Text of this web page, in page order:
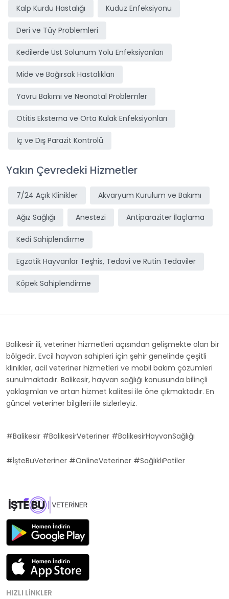
Kalp Kurdu Hastalığı Kuduz Enfeksiyonu
Deri ve Tüy Problemleri
Kedilerde Üst Solunum Yolu Enfeksiyonları
Mide ve Bağırsak Hastalıkları
Yavru Bakımı ve Neonatal Problemler
Otitis Eksterna ve Orta Kulak Enfeksiyonları
İç ve Dış Parazit Kontrolü
Yakın Çevredeki Hizmetler
7/24 Açık Klinikler Akvaryum Kurulum ve Bakımı
Ağız Sağlığı Anestezi Antiparaziter İlaçlama
Kedi Sahiplendirme
Egzotik Hayvanlar Teşhis, Tedavi ve Rutin Tedaviler
Köpek Sahiplendirme
Balikesir ili, veteriner hizmetleri açısından gelişmekte olan bir
bölgedir. Evcil hayvan sahipleri için şehir genelinde çeşitli
klinikler, acil veteriner hizmetleri ve mobil bakım çözümleri
sunulmaktadır. Balikesir, hayvan sağlığı konusunda bilinçli
yaklaşımları ve artan hizmet kalitesi ile öne çıkmaktadır. En
güncel veteriner bilgileri ile sizlerleyiz.
#Balikesir #BalikesirVeteriner #BalikesirHayvanSağlığı
#İşteBuVeteriner #OnlineVeteriner #SağlıklıPatiler
HIZLI LINKLER